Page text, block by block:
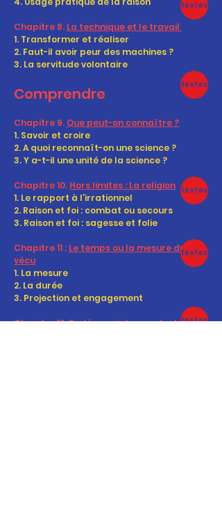
Chapitre 8. La technique et le travail
1. Transformer et réaliser
2. Faut-il avoir peur des machines ?
3. La servitude volontaire
Comprendre
Chapitre 9. Que peut-on connaître ?
1. Savoir et croire
2. A quoi reconnaît-on une science ?
3. Y a-t-il une unité de la science ?
Chapitre 10. Hors limites : La religion
1. Le rapport à l’irrationnel
2. Raison et foi : combat ou secours
3. Raison et foi : sagesse et folie
Chapitre 11 : Le temps ou la mesure du
vécu
1. La mesure
2. La durée
3. Projection et engagement
Chapitre 12.Redécouvrir le monde: le
textes
textes
textes
textes
textes